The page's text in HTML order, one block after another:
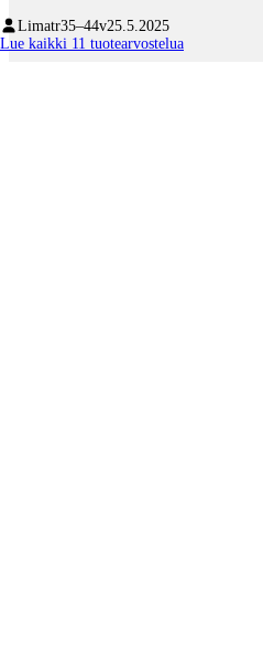
Limatr35–44v25.5.2025
Lue kaikki 11 tuotearvostelua